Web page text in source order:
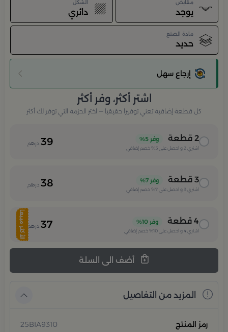
مقابض
يوجد
الشكل
دائري
مادة الصنع
حديد
إرجاع سهل
اشتر أكثر، وفر أكثر
كل قطعة إضافية تعني توفيرا حقيقيا — اختر الحزمة التي توفر لك أكثر
2 قطعة وفر 5%
اشتري 2 و احصل على 5% خصم إضافي 39 درهم
3 قطعة وفر 7%
اشتري 3 و احصل على 7% خصم إضافي 38 درهم
الأكثر مبيعا 4 قطعة وفر 10%
اشتري 4و احصل على 10% خصم إضافي 37 درهم
المزيد من التفاصيل
رمز المنتج
25BIA9310